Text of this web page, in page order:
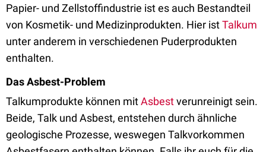
Papier- und Zellstoffindustrie ist es auch Bestandteil
von Kosmetik- und Medizinprodukten. Hier istTalkum
unter anderem in verschiedenen Puderprodukten
enthalten.
Das Asbest-Problem
Talkumprodukte können mitAsbestverunreinigt sein.
Beide, Talk und Asbest, entstehen durch ähnliche
geologische Prozesse, weswegen Talkvorkommen